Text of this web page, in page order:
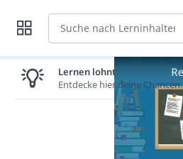
Suche
Lernen lohnt sich!
Entdecke hier deine Chancen.